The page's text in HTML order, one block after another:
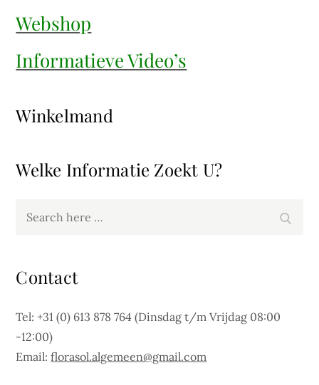
Webshop
Informatieve Video’s
Winkelmand
Welke Informatie Zoekt U?
Contact
Tel: +31 (0) 613 878 764 (Dinsdag t/m Vrijdag 08:00
-12:00)
Email:florasol.algemeen@gmail.com